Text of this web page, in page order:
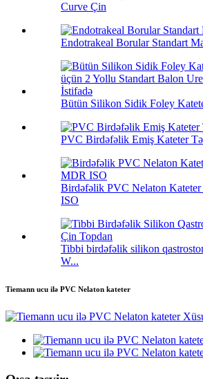
Curve Çin
Endotrakeal Borular Standart
Bütün Silikon Sidik Foley
PVC Birdəfəlik Emiş Kateter
Birdəfəlik PVC Nelaton
ISO
Tibbi birdəfəlik silikon
W...
Tiemann ucu ilə PVC Nelaton kateter